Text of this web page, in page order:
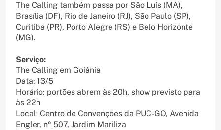
The Calling também passa por São Luís (MA),
Brasília (DF), Rio de Janeiro (RJ), São Paulo (SP),
Curitiba (PR), Porto Alegre (RS) e Belo Horizonte
(MG).
Serviço:
The Calling em Goiânia
Data: 13/5
Horário: portões abrem às 20h, show previsto para
às 22h
Local: Centro de Convenções da PUC-GO, Avenida
Engler, nº 507, Jardim Mariliza